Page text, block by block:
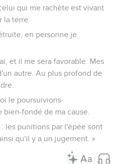
qui me rachète est vivant
la terre.
en personne je
et il me sera favorable. Mes
autre. Au plus profond de
le poursuivions-
bien-fondé de ma cause.
les punitions par l'épée sont
qu'il y a un jugement. »